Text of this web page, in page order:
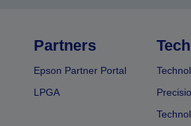
Partners
Epson Partner Portal
LPGA